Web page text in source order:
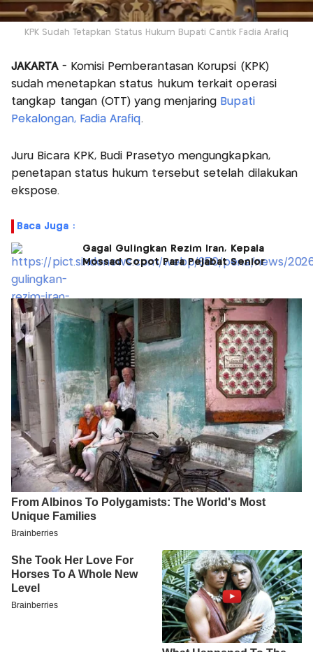
KPK Sudah Tetapkan Status Hukum Bupati Cantik Fadia Arafiq
JAKARTA- Komisi Pemberantasan Korupsi (KPK)
sudah menetapkan status hukum terkait operasi
tangkap tangan (OTT) yang menjaring Bupati
Pekalongan, Fadia Arafiq.
Juru Bicara KPK, Budi Prasetyo mengungkapkan,
penetapan status hukum tersebut setelah dilakukan
ekspose.
Baca Juga :
Gagal Gulingkan Rezim Iran, Kepala
Mossad Copot Para Pejabat Senior